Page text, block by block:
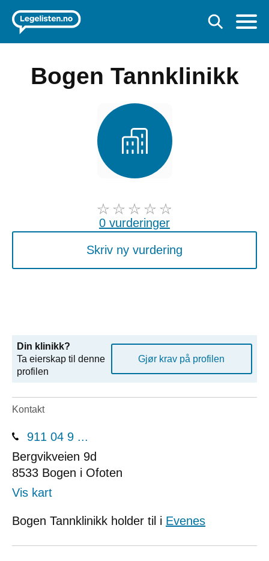
Bogen Tannklinikk
0 vurderinger
Skriv ny vurdering
Din klinikk?
Ta eierskap til denne
profilen
Gjør krav på profilen
Kontakt
911 04 9 ...
Bergvikveien 9d
8533 Bogen i Ofoten
Vis kart
Bogen Tannklinikk holder til i Evenes